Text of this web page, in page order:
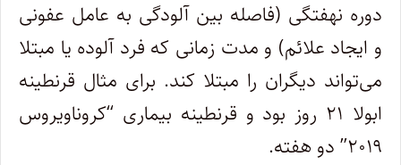
دوره نهفتگی (فاصله بین آلودگی به عامل عفونی
و ایجاد علائم) و مدت زمانی که فرد آلوده یا مبتلا
می‌تواند دیگران را مبتلا کند. برای مثال قرنطینه
ابولا ۲۱ روز بود و قرنطینه بیماری “کروناویروس
۲۰۱۹” دو هفته.